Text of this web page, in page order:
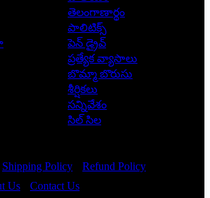
తెలంగాణార్థం
పాలిటిక్స్
పెన్ డ్రైవ్
ప్రత్యేక వ్యాసాలు
బొమ్మా బొరుసు
శీర్షికలు
సన్నివేశం
సిల్ సిల
Shipping Policy
Refund Policy
Us Contact Us